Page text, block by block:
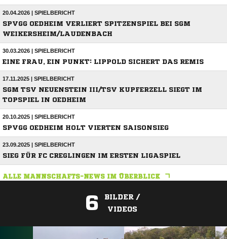
20.04.2026 | SPIELBERICHT
SPVGG OEDHEIM VERLIERT SPITZENSPIEL BEI SGM
WEIKERSHEIM/LAUDENBACH
30.03.2026 | SPIELBERICHT
EINE FRAU, EIN PUNKT: LIPPOLD SICHERT DAS REMIS
17.11.2025 | SPIELBERICHT
SGM TSV NEUENSTEIN III/TSV KUPFERZELL SIEGT IM
TOPSPIEL IN OEDHEIM
20.10.2025 | SPIELBERICHT
SPVGG OEDHEIM HOLT VIERTEN SAISONSIEG
23.09.2025 | SPIELBERICHT
SIEG FÜR FC CREGLINGEN IM ERSTEN LIGASPIEL
ALLE MANNSCHAFTS-NEWS IM ÜBERBLICK
6
BILDER /
VIDEOS